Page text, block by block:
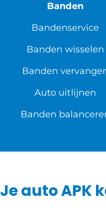
Banden
Bandenservice
Banden wisselen
Banden
Auto uitlijnen
Banden
Je auto APK